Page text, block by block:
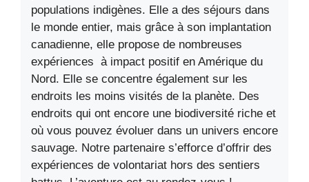
populations indigènes. Elle a des séjours dans
le monde entier, mais grâce à son implantation
canadienne, elle propose de nombreuses
expériences à impact positif en Amérique du
Nord. Elle se concentre également sur les
endroits les moins visités de la planète. Des
endroits qui ont encore une biodiversité riche et
où vous pouvez évoluer dans un univers encore
sauvage. Notre partenaire s’efforce d’offrir des
expériences de volontariat hors des sentiers